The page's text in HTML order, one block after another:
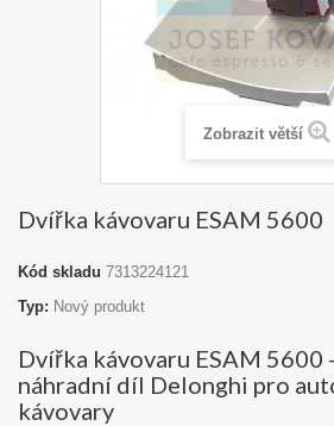
Zobrazit větší
Dvířka kávovaru ESAM 5600
Kód skladu 7313224121
Typ: Nový produkt
Dvířka kávovaru ESAM
náhradní díl Delonghi pro
kávovary